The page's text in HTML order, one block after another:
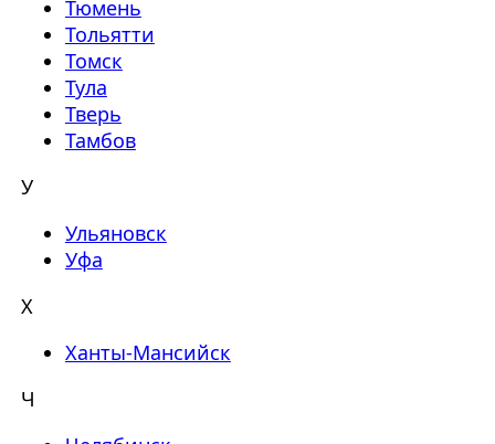
Тюмень
Тольятти
Томск
Тула
Тверь
Тамбов
У
Ульяновск
Уфа
Х
Ханты-Мансийск
Ч